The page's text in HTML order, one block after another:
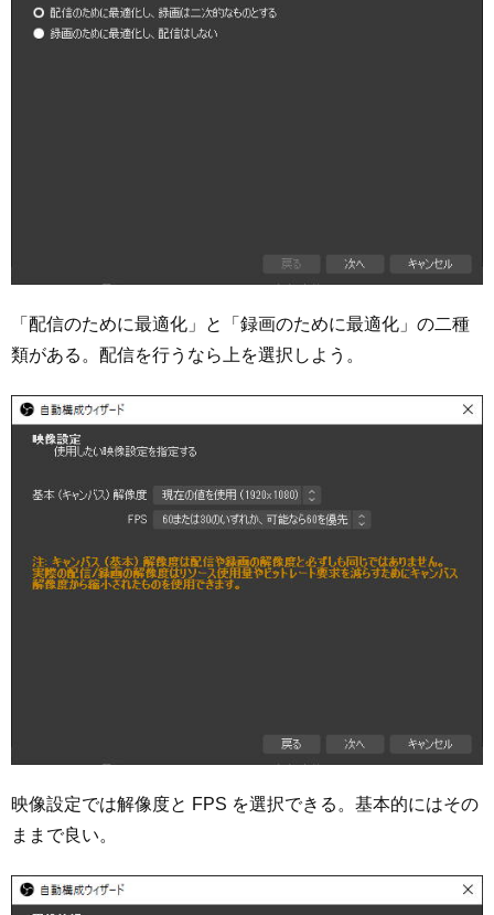
「配信のために最適化」と「録画のために最適化」の二種
類がある。配信を行うなら上を選択しよう。
映像設定では解像度と FPS を選択できる。基本的にはその
ままで良い。